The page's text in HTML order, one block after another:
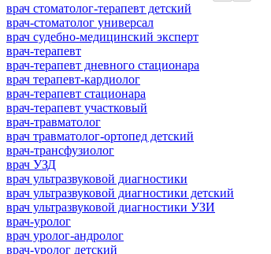
врач стоматолог-терапевт детский
врач-стоматолог универсал
врач судебно-медицинский эксперт
врач-терапевт
врач-терапевт дневного стационара
врач терапевт-кардиолог
врач-терапевт стационара
врач-терапевт участковый
врач-травматолог
врач травматолог-ортопед детский
врач-трансфузиолог
врач УЗД
врач ультразвуковой диагностики
врач ультразвуковой диагностики детский
врач ультразвуковой диагностики УЗИ
врач-уролог
врач уролог-андролог
врач-уролог детский